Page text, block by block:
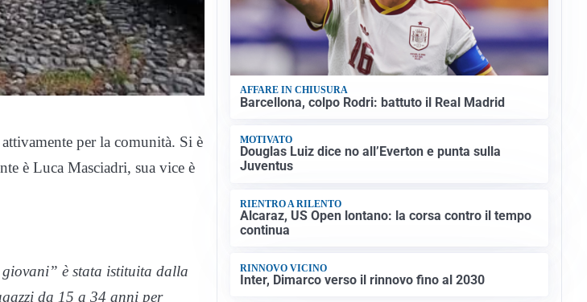
per la comunità. Si è
è Luca Masciadri, sua vice è
è stata istituita dalla
da 15 a 34 anni per
AFFARE IN CHIUSURA
Barcellona, colpo Rodri: battuto il Real Madrid
MOTIVATO
Douglas Luiz dice no all’Everton e punta sulla
Juventus
RIENTRO A RILENTO
Alcaraz, US Open lontano: la corsa contro il tempo
continua
RINNOVO VICINO
Inter, Dimarco verso il rinnovo fino al 2030